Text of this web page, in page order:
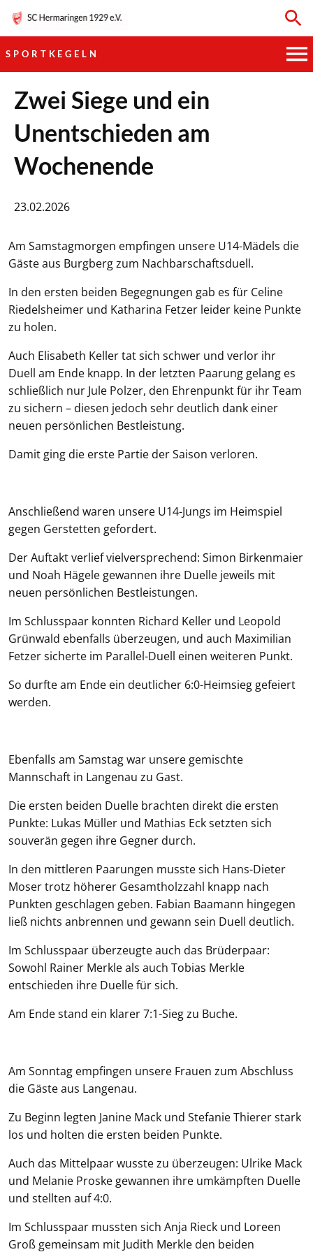
SPORTKEGELN
HAUPTVEREIN
SPORTKEGELN
FUSSBALL
BOGENSCHIESSEN
Zwei Siege und ein
Unentschieden am
Wochenende
23.02.2026
Am Samstagmorgen empfingen unsere U14-Mädels die
Gäste aus Burgberg zum Nachbarschaftsduell.
In den ersten beiden Begegnungen gab es für Celine
Riedelsheimer und Katharina Fetzer leider keine Punkte
zu holen.
Auch Elisabeth Keller tat sich schwer und verlor ihr
Duell am Ende knapp. In der letzten Paarung gelang es
schließlich nur Jule Polzer, den Ehrenpunkt für ihr Team
zu sichern – diesen jedoch sehr deutlich dank einer
neuen persönlichen Bestleistung.
Damit ging die erste Partie der Saison verloren.
Anschließend waren unsere U14-Jungs im Heimspiel
gegen Gerstetten gefordert.
Der Auftakt verlief vielversprechend: Simon Birkenmaier
und Noah Hägele gewannen ihre Duelle jeweils mit
neuen persönlichen Bestleistungen.
Im Schlusspaar konnten Richard Keller und Leopold
Grünwald ebenfalls überzeugen, und auch Maximilian
Fetzer sicherte im Parallel-Duell einen weiteren Punkt.
So durfte am Ende ein deutlicher 6:0-Heimsieg gefeiert
werden.
Ebenfalls am Samstag war unsere gemischte
Mannschaft in Langenau zu Gast.
Die ersten beiden Duelle brachten direkt die ersten
Punkte: Lukas Müller und Mathias Eck setzten sich
souverän gegen ihre Gegner durch.
In den mittleren Paarungen musste sich Hans-Dieter
Moser trotz höherer Gesamtholzzahl knapp nach
Punkten geschlagen geben. Fabian Baamann hingegen
ließ nichts anbrennen und gewann sein Duell deutlich.
Im Schlusspaar überzeugte auch das Brüderpaar:
Sowohl Rainer Merkle als auch Tobias Merkle
entschieden ihre Duelle für sich.
Am Ende stand ein klarer 7:1-Sieg zu Buche.
Am Sonntag empfingen unsere Frauen zum Abschluss
die Gäste aus Langenau.
Zu Beginn legten Janine Mack und Stefanie Thierer stark
los und holten die ersten beiden Punkte.
Auch das Mittelpaar wusste zu überzeugen: Ulrike Mack
und Melanie Proske gewannen ihre umkämpften Duelle
und stellten auf 4:0.
Im Schlusspaar mussten sich Anja Rieck und Loreen
Groß gemeinsam mit Judith Merkle den beiden